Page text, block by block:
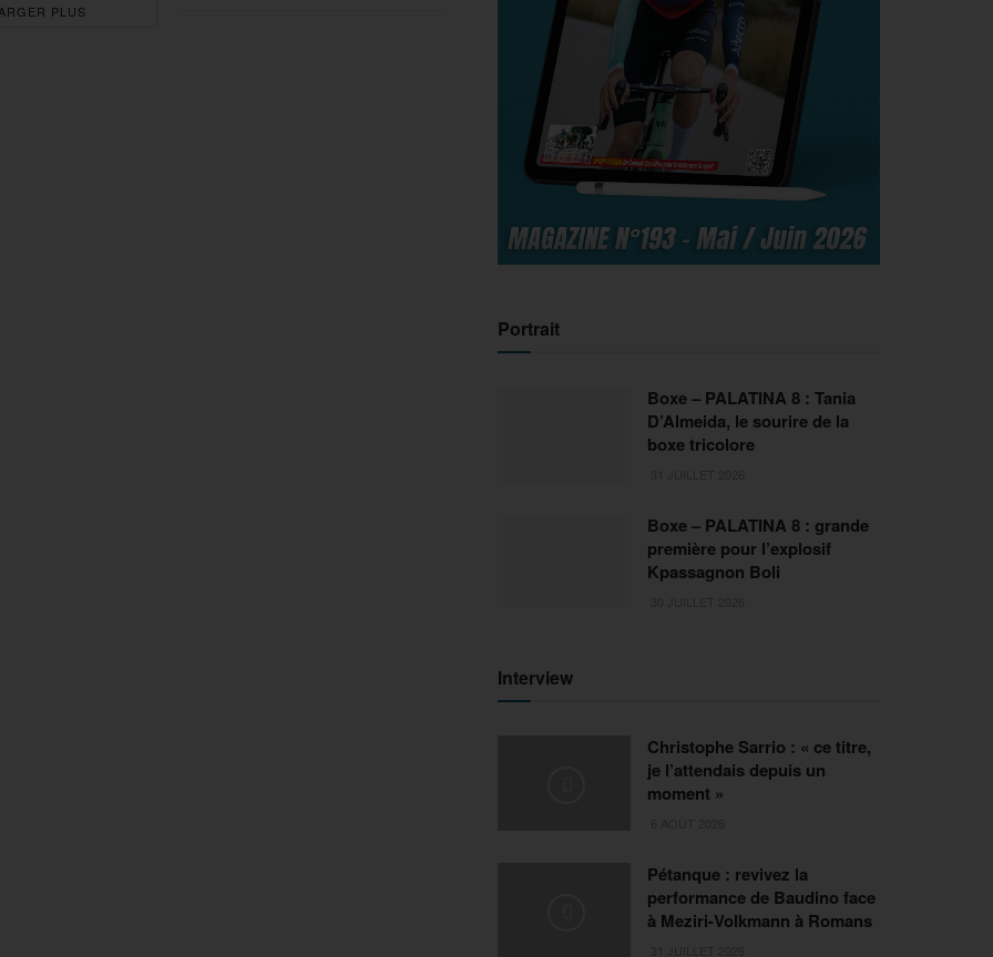
PLUS
Portrait
Boxe – PALATINA 8 : Tania
D’Almeida, le sourire de la
boxe tricolore
Boxe – PALATINA 8 : grande
première pour l’explosif
Kpassagnon Boli
Interview
Christophe Sarrio : « ce titre,
je l’attendais depuis un
moment »
Pétanque : revivez la
performance de Baudino face
à Meziri-Volkmann à Romans